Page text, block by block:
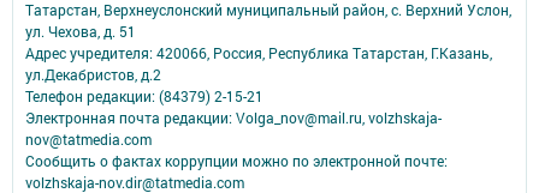
Татарстан, Верхнеуслонский муниципальный район, с. Верхний Услон,
ул. Чехова, д. 51
Адрес учредителя: 420066, Россия, Республика Татарстан, Г.Казань,
ул.Декабристов, д.2
Телефон редакции: (84379) 2-15-21
Электронная почта редакции: Volga_nov@mail.ru, volzhskaja-
nov@tatmedia.com
Сообщить о фактах коррупции можно по электронной почте:
volzhskaja-nov.dir@tatmedia.com